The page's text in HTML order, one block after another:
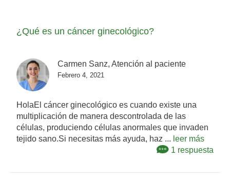
¿Qué es un cáncer ginecológico?
Carmen Sanz, Atención al paciente
Febrero 4, 2021
HolaEl cáncer ginecológico es cuando existe una
multiplicación de manera descontrolada de las
células, produciendo células anormales que invaden
tejido sano.Si necesitas más ayuda, haz ... leer más
1 respuesta